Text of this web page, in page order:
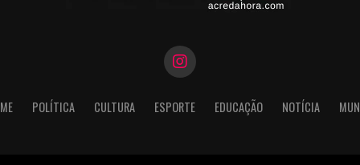
POLÍTICA CULTURA ESPORTE EDUCAÇÃO NOTÍCIA